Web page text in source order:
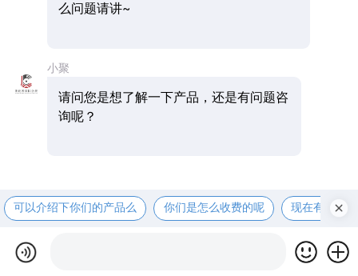
么问题请讲~
小聚
请问您是想了解一下产品，还是有问题咨
询呢？
可以介绍下你们的产品么 你们是怎么收费的呢 现在有优惠